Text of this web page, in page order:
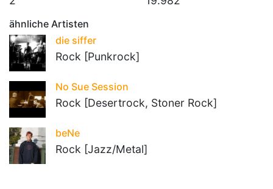
ähnliche Artisten
die siffer
Rock [Punkrock]
No Sue Session
Rock [Desertrock, Stoner Rock]
beNe
Rock [Jazz/Metal]